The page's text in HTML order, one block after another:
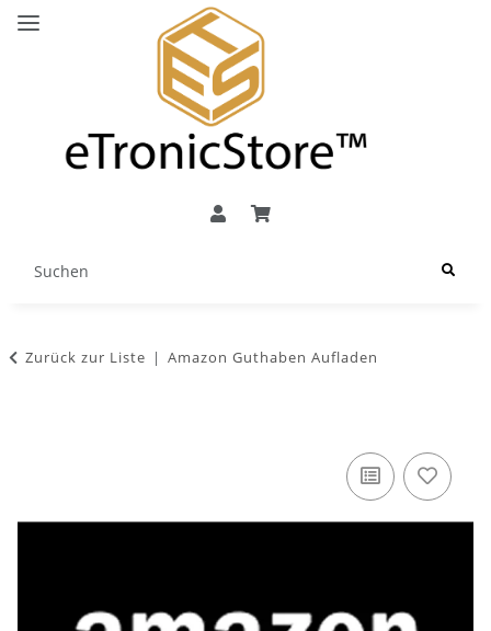
Zurück zur Liste Amazon Guthaben Aufladen